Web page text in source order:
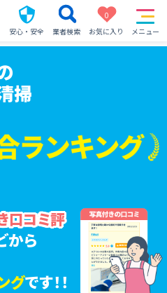
安心・安全 業者検索
0
お気に入り
メニュー
掃
口コミ評
から
グです！！